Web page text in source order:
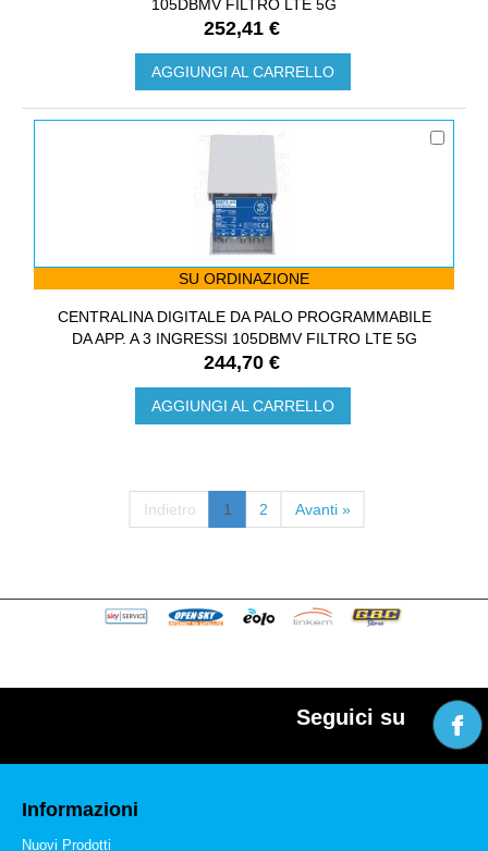
105DBΜV FILTRO LTE 5G
252,41 €
AGGIUNGI AL CARRELLO
SU ORDINAZIONE
CENTRALINA DIGITALE DA PALO PROGRAMMABILE
DA APP. A 3 INGRESSI 105DBΜV FILTRO LTE 5G
244,70 €
AGGIUNGI AL CARRELLO
Indietro 1 2 Avanti »
Seguici su
Informazioni
Nuovi Prodotti